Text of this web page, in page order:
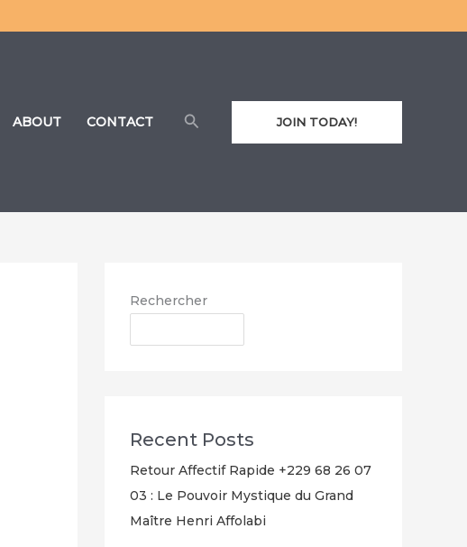
ABOUT CONTACT RechercherJOIN TODAY!
Rechercher
Recent Posts
Retour Affectif Rapide +229 68 26 07
03 : Le Pouvoir Mystique du Grand
Maître Henri Affolabi